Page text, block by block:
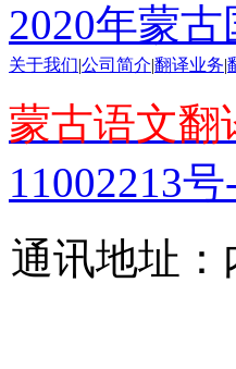
2020年蒙古
关于我们 公司简介 翻译业务
蒙古语文翻
11002213号
通讯地址：